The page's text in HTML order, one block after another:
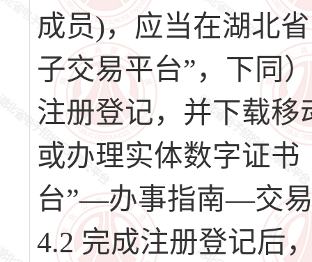
成员)，应当在湖北
子交易平台”，下同
注册登记，并下载
或办理实体数字证
台”—办事指南—交
4.2 完成注册登记后